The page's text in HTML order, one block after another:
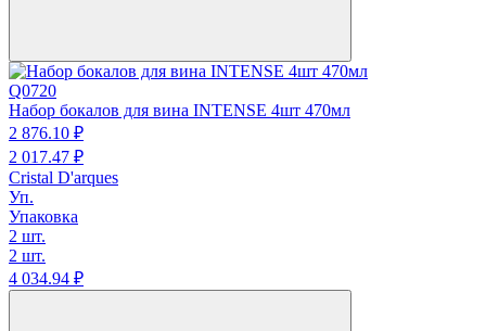
Q0720
Набор бокалов для вина INTENSE 4шт 470мл
2 876.10 ₽
2 017.47 ₽
Cristal D'arques
Уп.
Упаковка
2 шт.
2 шт.
4 034.94 ₽